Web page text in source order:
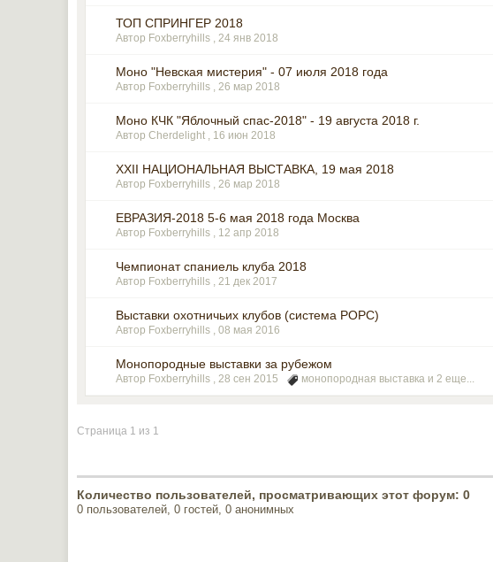
ТОП СПРИНГЕР 2018
Автор Foxberryhills ,24 янв 2018
Моно "Невская мистерия" - 07 июля 2018 года
Автор Foxberryhills ,26 мар 2018
Моно КЧК "Яблочный спас-2018" - 19 августа 2018 г.
Автор Cherdelight , 16 июн 2018
ХXII НАЦИОНАЛЬНАЯ ВЫСТАВКА, 19 мая 2018
Автор Foxberryhills ,26 мар 2018
ЕВРАЗИЯ-2018 5-6 мая 2018 года Москва
Автор Foxberryhills , 12 апр 2018
Чемпионат спаниель клуба 2018
Автор Foxberryhills ,21 дек 2017
Выставки охотничьих клубов (система РОРС)
Автор Foxberryhills ,08 мая 2016
Монопородные выставки за рубежом
Автор Foxberryhills ,28 сен 2015 монопородная выставка и 2 еще...
Страница 1 из 1
Количество пользователей, просматривающих этот форум: 0
0 пользователей, 0 гостей, 0 анонимных